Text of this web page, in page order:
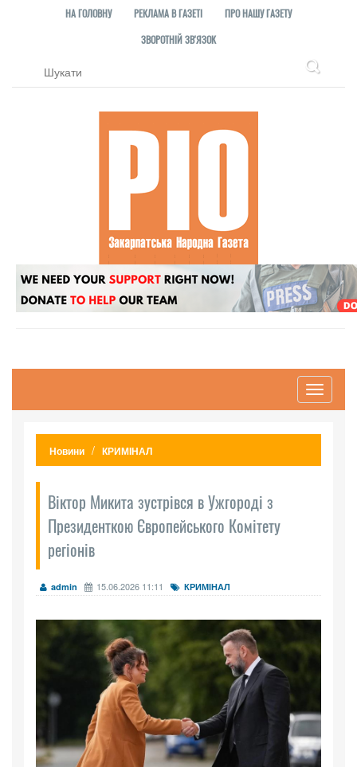
НА ГОЛОВНУ РЕКЛАМА В ГАЗЕТІ
ПРО НАШУ ГАЗЕТУ
ЗВОРОТНІЙ ЗВ'ЯЗОК
Toggle
Новини КРИМІНАЛ
Віктор Микита зустрівся в Ужгороді з
Президенткою Європейського Комітету
регіонів
admin 15.06.2026 11:11 КРИМІНАЛ